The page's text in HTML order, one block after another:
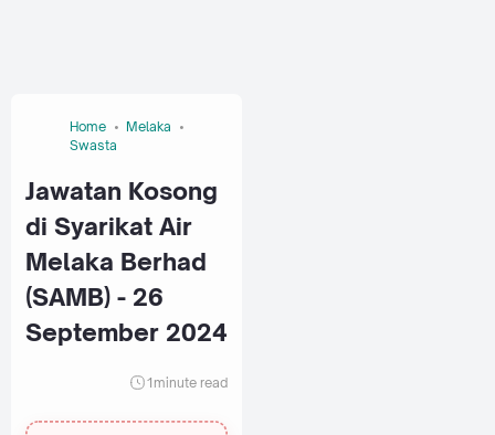
Home
Melaka
Swasta
Jawatan Kosong
di Syarikat Air
Melaka Berhad
(SAMB) - 26
September 2024
1 minute read